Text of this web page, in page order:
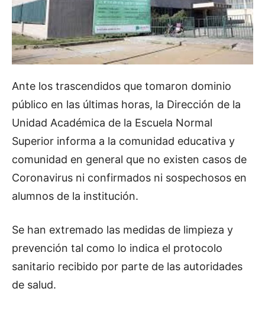
Ante los trascendidos que tomaron dominio
público en las últimas horas, la Dirección de la
Unidad Académica de la Escuela Normal
Superior informa a la comunidad educativa y
comunidad en general que no existen casos de
Coronavirus ni confirmados ni sospechosos en
alumnos de la institución.
Se han extremado las medidas de limpieza y
prevención tal como lo indica el protocolo
sanitario recibido por parte de las autoridades
de salud.